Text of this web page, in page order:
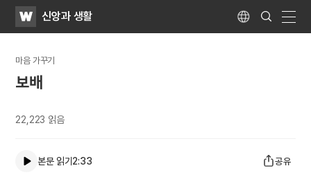
WATV신앙과 생활 Language
Search
Submit
마음 가꾸기
보배
22,223 읽음
본문 읽기2:33 공유